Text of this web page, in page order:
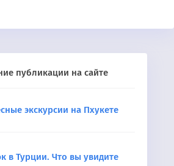
публикации на сайте
экскурсии на Пхукете
в Турции. Что вы увидите